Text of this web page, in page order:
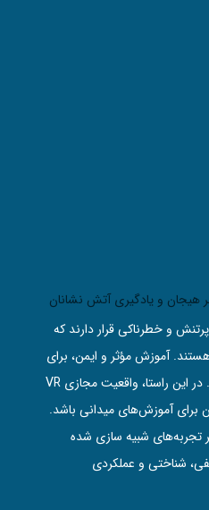
و خطرناکی قرار دارند که
آموزش مؤثر و ایمن، برای
ارتقاء عملکرد آن‌ها حیاتی است. در این راستا، واقعیت مجازی VR
برای آموزش‌های میدانی باشد.
تجربه‌های شبیه‌ سازی‌ شده
شناختی و عملکردی